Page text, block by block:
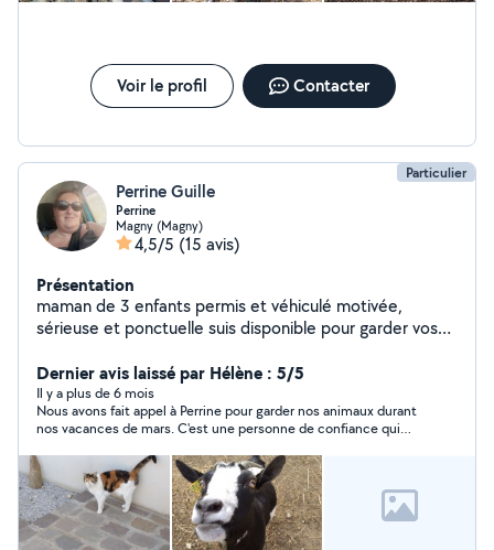
Voir le profil Contacter
Particulier
Perrine Guille
Perrine
Magny (Magny)
4,5/5 (15 avis)
Présentation
maman de 3 enfants permis et véhiculé motivée,
sérieuse et ponctuelle suis disponible pour garder vos
n'hésitez pas à me contacter pour plus d'informations
Dernier avis laissé par Hélène : 5/5
Il y a plus de 6 mois
Nous avons fait appel à Perrine pour garder nos animaux durant
nos vacances de mars. C'est une personne de confiance qui
pris le soin de nettoyer les litières très régulièrement,
récupérer notre courrier et passer le balai. Nous la
recommandons vivement et referons appel à ses services pour
nos prochaines vacances.